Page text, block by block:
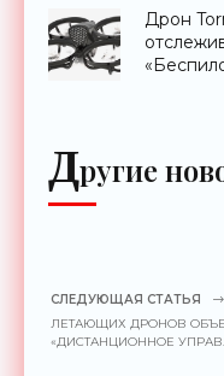
Дрон
Другие
СЛЕДУЮЩАЯ СТАТЬЯ
ЛЕТАЮЩИХ ДРОНОВ
«ДИСТАНЦИОННОЕ